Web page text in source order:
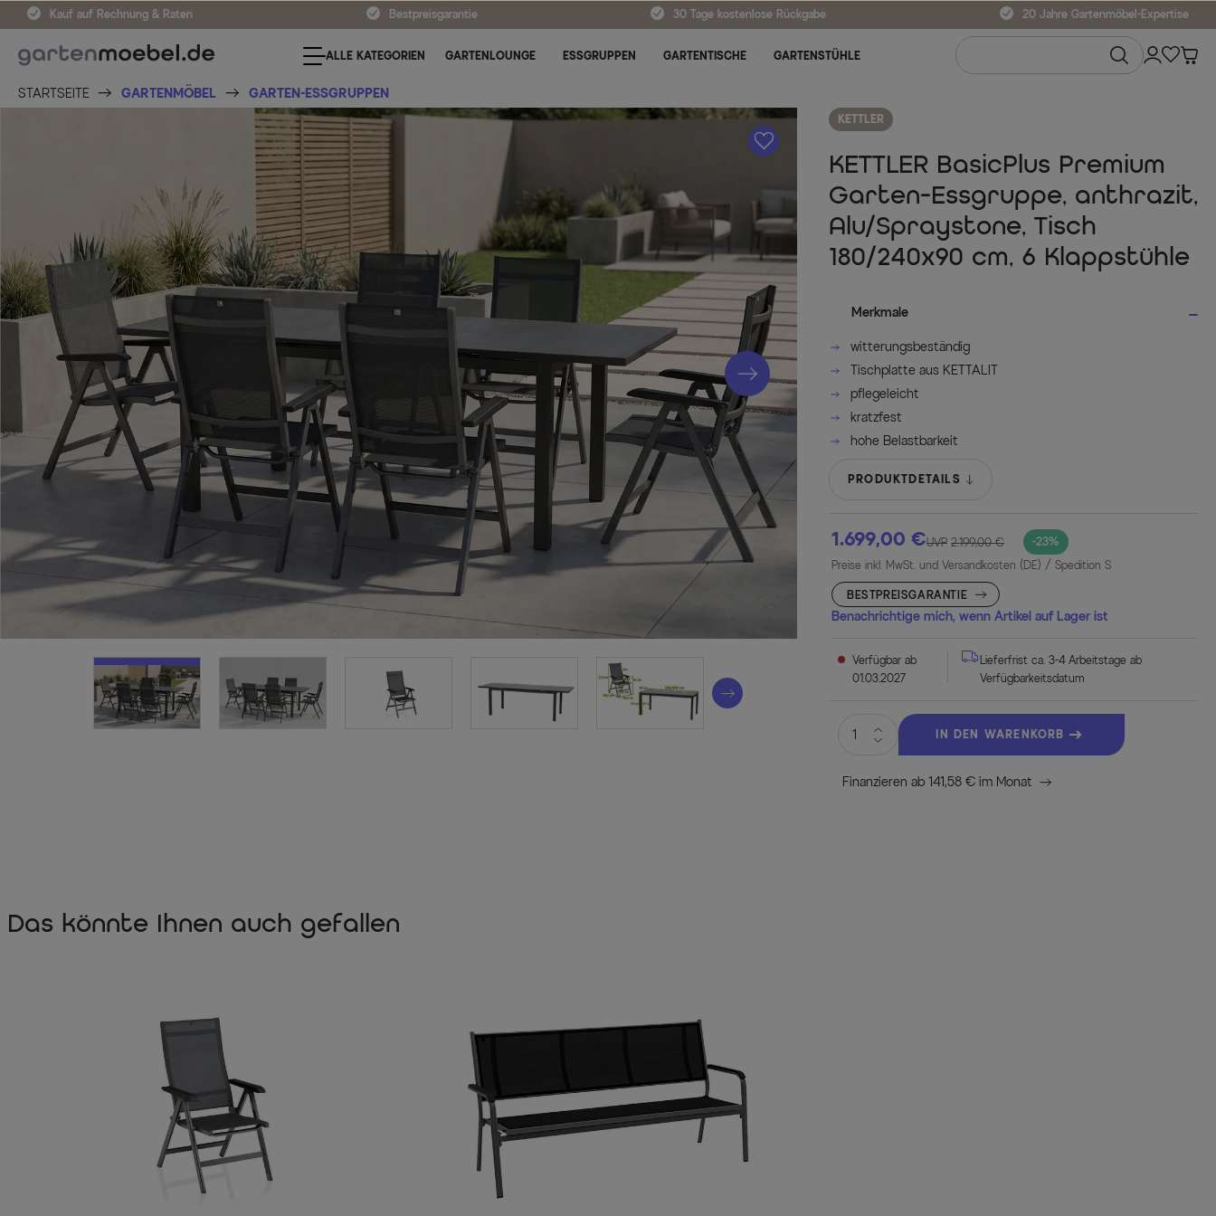
Kauf auf Rechnung & Raten Bestpreisgarantie 30 Tage kostenlose Rückgabe 20 Jahre Gartenmöbel-Expertise
ALLE KATEGORIEN GARTENLOUNGE ESSGRUPPEN GARTENTISCHE GARTENSTÜHLE
STARTSEITE GARTENMÖBEL GARTEN-ESSGRUPPEN
A
KETTLER
KETTLER BasicPlus Premium
Garten-Essgruppe, anthrazit,
Alu/Spraystone, Tisch
180/240x90 cm, 6 Klappstühle
Merkmale
witterungsbeständig
Tischplatte aus KETTALIT
pflegeleicht
kratzfest
hohe Belastbarkeit
PRODUKTDETAILS
1.699,00 € -23%
UVP 2.199,00 €
Preise inkl. MwSt. und Versandkosten (DE) / Spedition S
BESTPREISGARANTIE
Benachrichtige mich, wenn Artikel auf Lager ist
Verfügbar ab
01.03.2027
Lieferfrist ca. 3-4 Arbeitstage ab
Verfügbarkeitsdatum
IN DEN WARENKORB
Finanzieren ab 141,58 € im Monat
Das könnte Ihnen auch gefallen